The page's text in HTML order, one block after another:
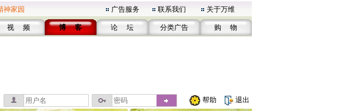
神家园 广告服务 联系我们 关于万维
视 频 博 客 论 坛 分类广告 购 物
帮助 退出